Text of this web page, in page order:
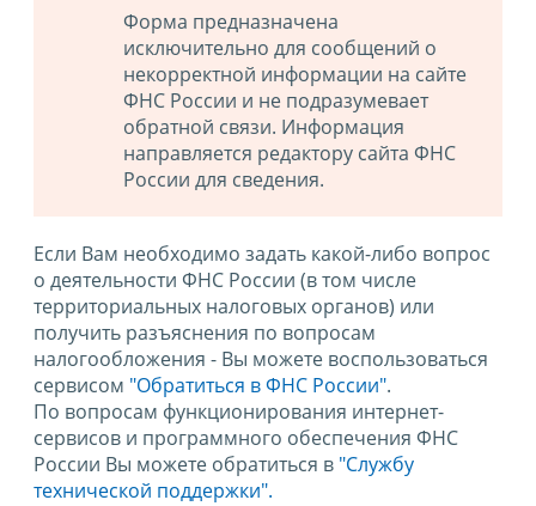
Форма предназначена
исключительно для сообщений о
некорректной информации на сайте
ФНС России и не подразумевает
обратной связи. Информация
направляется редактору сайта ФНС
России для сведения.
Если Вам необходимо задать какой-либо вопрос
о деятельности ФНС России (в том числе
территориальных налоговых органов) или
получить разъяснения по вопросам
налогообложения - Вы можете воспользоваться
сервисом "Обратиться в ФНС России".
По вопросам функционирования интернет-
сервисов и программного обеспечения ФНС
России Вы можете обратиться в "Службу
технической поддержки".